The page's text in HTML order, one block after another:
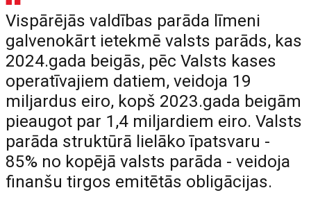
Vispārējās valdības parāda līmeni
galvenokārt ietekmē valsts parāds, kas
2024.gada beigās, pēc Valsts kases
operatīvajiem datiem, veidoja 19
miljardus eiro, kopš 2023.gada beigām
pieaugot par 1,4 miljardiem eiro. Valsts
parāda struktūrā lielāko īpatsvaru -
85% no kopējā valsts parāda - veidoja
finanšu tirgos emitētās obligācijas.